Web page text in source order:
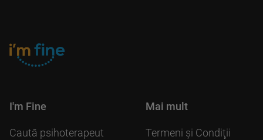
I'm Fine
Caută psihoterapeut
Mai mult
Termeni şi Condiţii